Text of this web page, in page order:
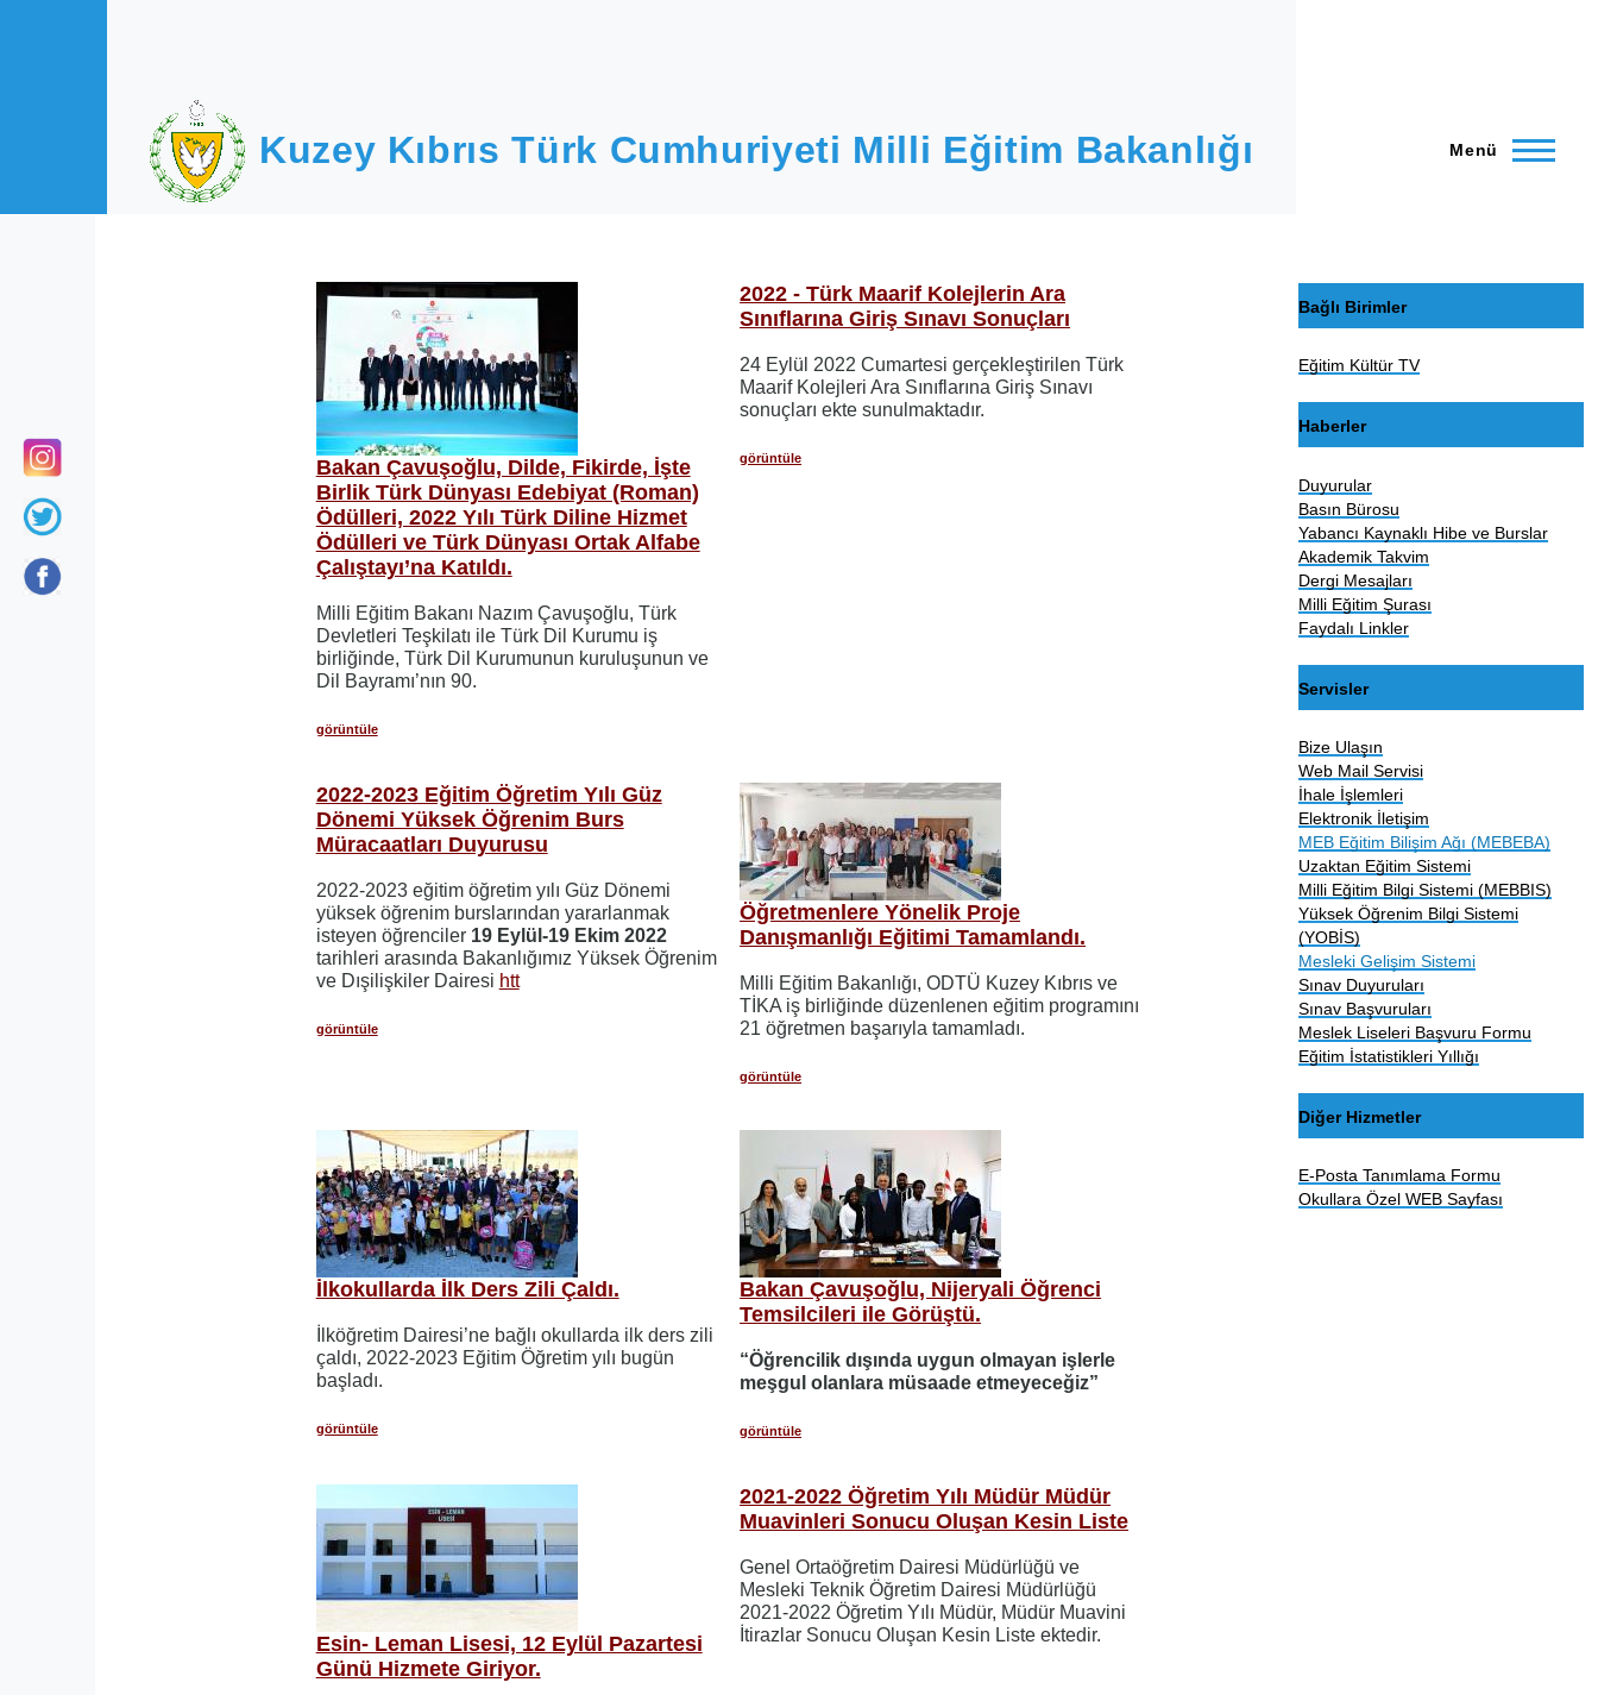
Kuzey Kıbrıs Türk Cumhuriyeti Milli Eğitim Bakanlığı Menü
Bakan Çavuşoğlu, Dilde, Fikirde, İşte
Birlik Türk Dünyası Edebiyat (Roman)
Ödülleri, 2022 Yılı Türk Diline Hizmet
Ödülleri ve Türk Dünyası Ortak Alfabe
Çalıştayı’na Katıldı.
Milli Eğitim Bakanı Nazım Çavuşoğlu, Türk
Devletleri Teşkilatı ile Türk Dil Kurumu iş
birliğinde, Türk Dil Kurumunun kuruluşunun ve
Dil Bayramı’nın 90.
görüntüle
2022 - Türk Maarif Kolejlerin Ara
Sınıflarına Giriş Sınavı Sonuçları
24 Eylül 2022 Cumartesi gerçekleştirilen Türk
Maarif Kolejleri Ara Sınıflarına Giriş Sınavı
sonuçları ekte sunulmaktadır.
görüntüle
2022-2023 Eğitim Öğretim Yılı Güz
Dönemi Yüksek Öğrenim Burs
Müracaatları Duyurusu
2022-2023 eğitim öğretim yılı Güz Dönemi
yüksek öğrenim burslarından yararlanmak
isteyen öğrenciler 19 Eylül-19 Ekim 2022
tarihleri arasında Bakanlığımız Yüksek Öğrenim
ve Dışilişkiler Dairesi htt
görüntüle
Öğretmenlere Yönelik Proje
Danışmanlığı Eğitimi Tamamlandı.
Milli Eğitim Bakanlığı, ODTÜ Kuzey Kıbrıs ve
TİKA iş birliğinde düzenlenen eğitim programını
21 öğretmen başarıyla tamamladı.
görüntüle
İlkokullarda İlk Ders Zili Çaldı.
İlköğretim Dairesi’ne bağlı okullarda ilk ders zili
çaldı, 2022-2023 Eğitim Öğretim yılı bugün
başladı.
görüntüle
Bakan Çavuşoğlu, Nijeryali Öğrenci
Temsilcileri ile Görüştü.
“Öğrencilik dışında uygun olmayan işlerle
meşgul olanlara müsaade etmeyeceğiz”
görüntüle
Esin- Leman Lisesi, 12 Eylül Pazartesi
Günü Hizmete Giriyor.
2021-2022 Öğretim Yılı Müdür Müdür
Muavinleri Sonucu Oluşan Kesin Liste
Genel Ortaöğretim Dairesi Müdürlüğü ve
Mesleki Teknik Öğretim Dairesi Müdürlüğü
2021-2022 Öğretim Yılı Müdür, Müdür Muavini
İtirazlar Sonucu Oluşan Kesin Liste ektedir.
Bağlı Birimler
Eğitim Kültür TV
Haberler
Duyurular
Basın Bürosu
Yabancı Kaynaklı Hibe ve Burslar
Akademik Takvim
Dergi Mesajları
Milli Eğitim Şurası
Faydalı Linkler
Servisler
Bize Ulaşın
Web Mail Servisi
İhale İşlemleri
Elektronik İletişim
MEB Eğitim Bilişim Ağı (MEBEBA)
Uzaktan Eğitim Sistemi
Milli Eğitim Bilgi Sistemi (MEBBIS)
Yüksek Öğrenim Bilgi Sistemi
(YOBİS)
Mesleki Gelişim Sistemi
Sınav Duyuruları
Sınav Başvuruları
Meslek Liseleri Başvuru Formu
Eğitim İstatistikleri Yıllığı
Diğer Hizmetler
E-Posta Tanımlama Formu
Okullara Özel WEB Sayfası